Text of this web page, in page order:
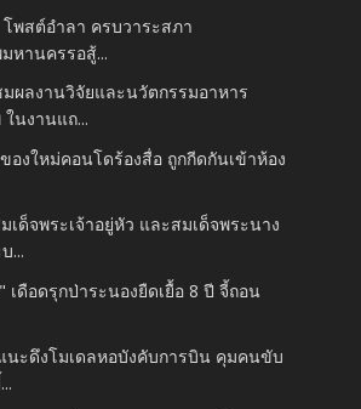
พสต์อำลา ครบวาระสภา
มหานครรอสู้...
ผลงานวิจัยและนวัตกรรมอาหาร
นงานแถ...
ของใหม่คอนโดร้องสื่อ ถูกกีดกันเข้าห้อง
เด็จพระเจ้าอยู่หัว และสมเด็จพระนาง
...
เดือดรุกป่าระนองยืดเยื้อ 8 ปี จี้ถอน
นะดึงโมเดลหอบังคับการบิน คุมคนขับ